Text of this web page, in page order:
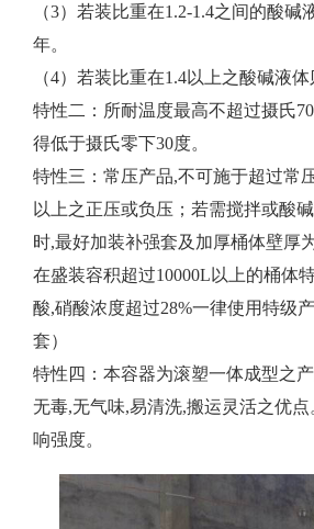
（3）若装比重在1.2-1.4之间的酸碱
年。
（4）若装比重在1.4以上之酸碱液体
特性二：所耐温度最高不超过摄氏
得低于摄氏零下30度。
特性三：常压产品,不可施于超过常
以上之正压或负压；若需搅拌或酸
时,最好加装补强套及加厚桶体壁厚
在盛装容积超过10000L以上的桶体
酸,硝酸浓度超过28%一律使用特级
套）
特性四：本容器为滚塑一体成型之
无毒,无气味,易清洗,搬运灵活之优
响强度。